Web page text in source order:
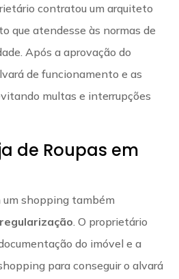
contratou um arquiteto
que atendesse às normas de
Após a aprovação do
de funcionamento e as
multas e interrupções
de Roupas em
um shopping também
regularização . O proprietário
do imóvel e a
para conseguir o alvará